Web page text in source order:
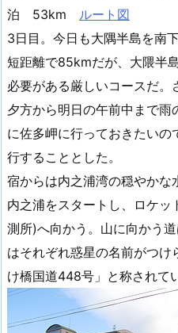
泊 53km ルート図
3日目。今日も大隅半島を南
短距離で85kmだが、大隈半
必要がある厳しいコースだ
夕方から明日の午前中まで雨
に佐多岬に行っておきたい
行することとした。
宿からは内之浦湾の穏やかな
内之浦をスタートし、ロケ
測所)へ向かう。山に向かう
はそれぞれ惑星の名前がつ
け橋国道448号」と称されて